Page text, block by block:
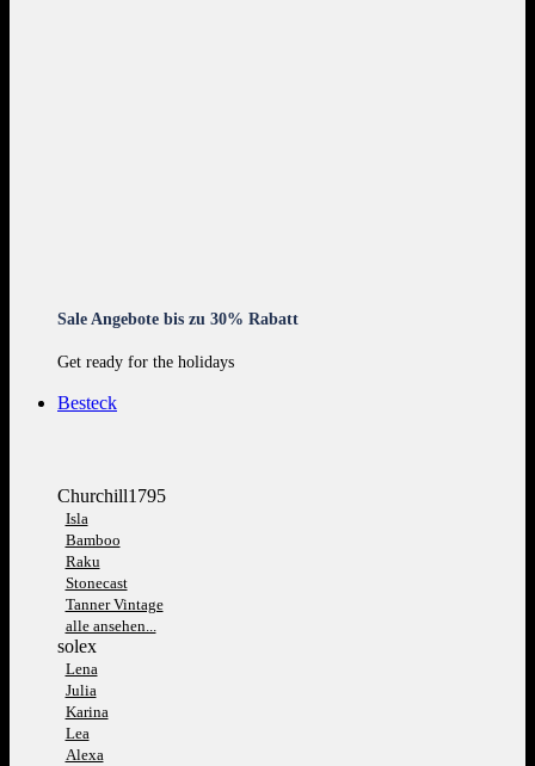
Sale Angebote bis zu 30% Rabatt
Get ready for the holidays
Besteck
Churchill1795
Isla
Bamboo
Raku
Stonecast
Tanner Vintage
alle ansehen...
solex
Lena
Julia
Karina
Lea
Alexa